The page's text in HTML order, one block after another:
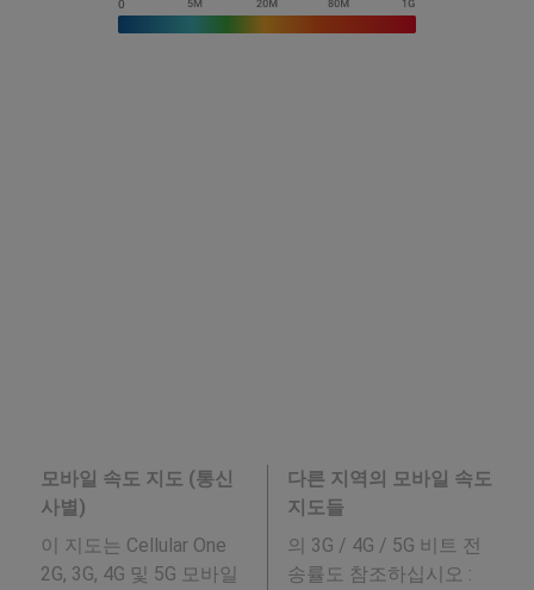
모바일 속도 지도 (통신
사별)
이 지도는 Cellular One
2G, 3G, 4G 및 5G 모바일
다른 지역의 모바일 속도
지도들
의 3G / 4G / 5G 비트 전
송률도 참조하십시오 :